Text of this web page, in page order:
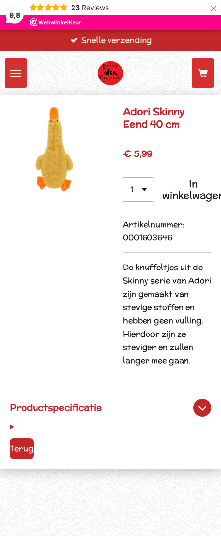
9,8
23 Reviews ×
Snelle verzending
Adori Skinny
Eend 40 cm
€ 5,99
In
Artikelnummer:
0001603646
De knuffeltjes uit de
Skinny serie van Adori
zijn gemaakt van
stevige stoffen en
hebben geen vulling.
Hierdoor zijn ze
steviger en zullen
langer mee gaan.
Productspecificatie
Terug